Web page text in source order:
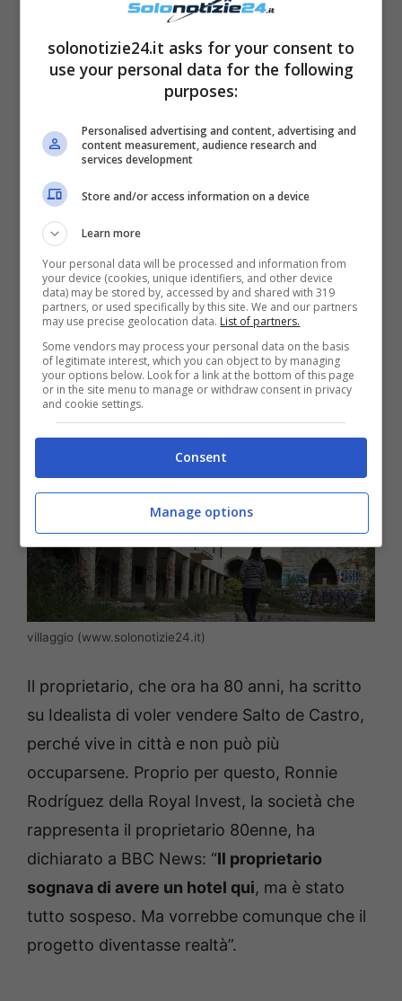
Come riportato sempre dal ‘Mirror’,le
persone hanno lasciato Salto de Castro,
dopo la chiusura della centrale idroelettrica
costruita negli anni ’50. L’attuale proprietario
della cittadina ha acquistato il villaggio
all’inizio degli anni 2000 per trasformarlo in
una località turistica.
ripopolazione del paesino non è andato a
buon fine a causa della crisi dell’Eurozona.
Insomma, senza una stabilità economica è
impossibile non solo prosperare, ma anche
sperare di sopravvivere.
villaggio (www.solonotizie24.it)
Il proprietario, che ora ha 80 anni, ha scritto
su Idealista di voler vendere Salto de Castro,
perché vive in città e non può più
occuparsene. Proprio per questo, Ronnie
Rodríguez della Royal Invest, la società che
rappresenta il proprietario 80enne, ha
dichiarato a BBC News: “Il proprietario
sognava di avere un hotel qui, ma è stato
tutto sospeso. Ma vorrebbe comunque che il
progetto diventasse realtà”.
solonotizie24.it asks for your consent to
use your personal data for the following
purposes:
Personalised advertising and content, advertising and
content measurement, audience research and
services development
Store and/or access information on a device
Learn more
Your personal data will be processed and information from
your device (cookies, unique identifiers, and other device
data) may be stored by, accessed by and shared with 319
partners, or used specifically by this site. We and our partners
may use precise geolocation data. List of partners.
Some vendors may process your personal data on the basis
of legitimate interest, which you can object to by managing
your options below. Look for a link at the bottom of this page
or in the site menu to manage or withdraw consent in privacy
and cookie settings.
Consent
Manage options